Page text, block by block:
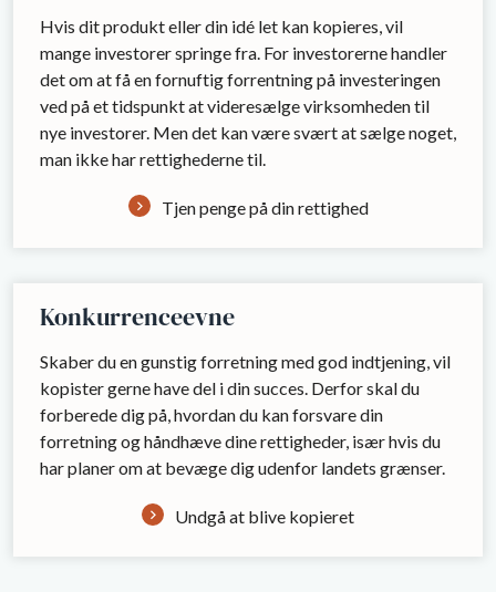
Hvis dit produkt eller din idé let kan kopieres, vil
mange investorer springe fra. For investorerne handler
det om at få en fornuftig forrentning på investeringen
ved på et tidspunkt at videresælge virksomheden til
nye investorer. Men det kan være svært at sælge noget,
man ikke har rettighederne til.
Tjen penge på din rettighed
Konkurrenceevne
Skaber du en gunstig forretning med god indtjening, vil
kopister gerne have del i din succes. Derfor skal du
forberede dig på, hvordan du kan forsvare din
forretning og håndhæve dine rettigheder, især hvis du
har planer om at bevæge dig udenfor landets grænser.
Undgå at blive kopieret